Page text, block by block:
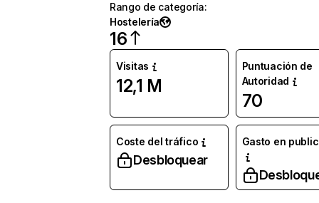
Rango de categoría:
Hostelería
16
Visitas
12,1 M
Puntuación de
Autoridad
70
Coste del tráfico
Desbloquear
Gasto en